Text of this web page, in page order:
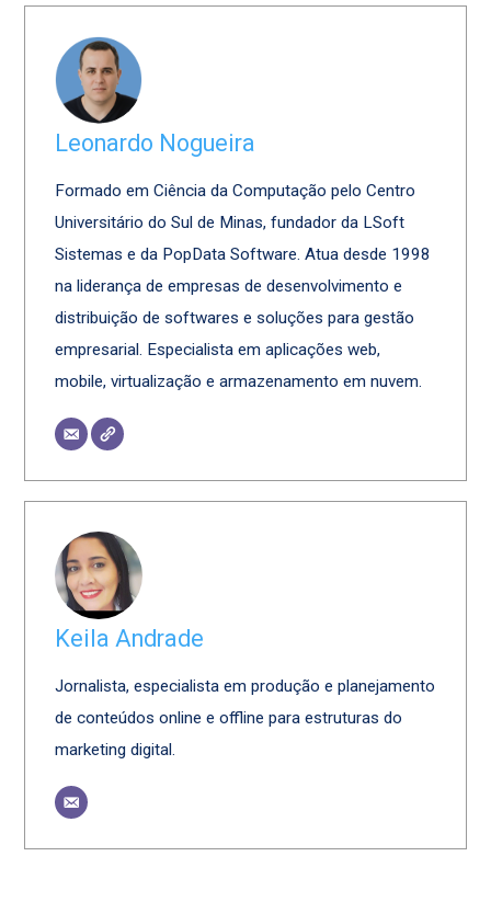
Leonardo Nogueira
Formado em Ciência da Computação pelo Centro
Universitário do Sul de Minas, fundador da LSoft
Sistemas e da PopData Software. Atua desde 1998
na liderança de empresas de desenvolvimento e
distribuição de softwares e soluções para gestão
empresarial. Especialista em aplicações web,
mobile, virtualização e armazenamento em nuvem.
Keila Andrade
Jornalista, especialista em produção e planejamento
de conteúdos online e offline para estruturas do
marketing digital.